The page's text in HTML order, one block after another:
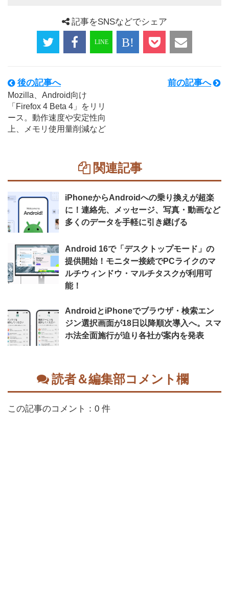
記事をSNSなどでシェア
後の記事へ
Mozilla、Android向け
「Firefox 4 Beta 4」をリリ
ース。動作速度や安定性向
上、メモリ使用量削減など
前の記事へ
関連記事
iPhoneからAndroidへの乗り換えが超楽
に！連絡先、メッセージ、写真・動画など
多くのデータを手軽に引き継げる
Android 16で「デスクトップモード」の
提供開始！モニター接続でPCライクのマ
ルチウィンドウ・マルチタスクが利用可
能！
AndroidとiPhoneでブラウザ・検索エン
ジン選択画面が18日以降順次導入へ。スマ
ホ法全面施行が迫り各社が案内を発表
読者＆編集部コメント欄
この記事のコメント：0 件